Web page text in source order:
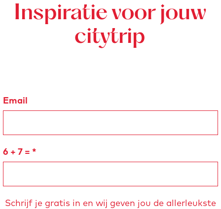
Inspiratie voor jouw
citytrip
Email
6 + 7 = *
Schrijf je gratis in en wij geven jou de allerleukste